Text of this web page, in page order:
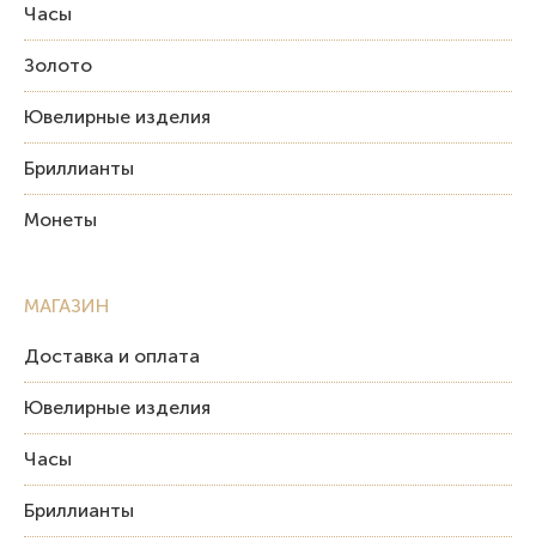
Часы
Золото
Ювелирные изделия
Бриллианты
Монеты
МАГАЗИН
Доставка и оплата
Ювелирные изделия
Часы
Бриллианты